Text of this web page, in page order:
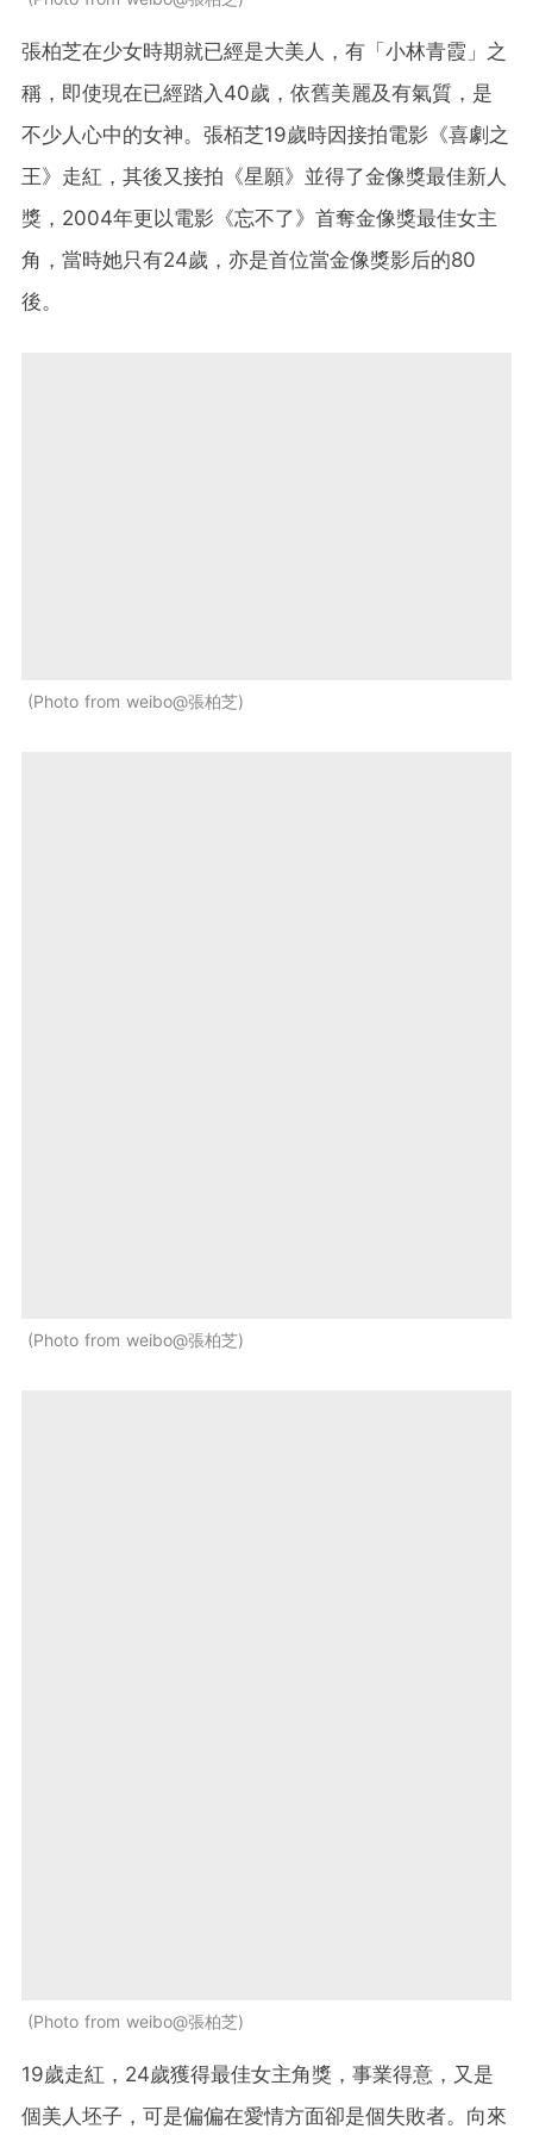
張柏芝在少女時期就已經是大美人，有「小林青霞」之
稱，即使現在已經踏入40歲，依舊美麗及有氣質，是
不少人心中的女神。張栢芝19歲時因接拍電影《喜劇之
王》走紅，其後又接拍《星願》並得了金像獎最佳新人
獎，2004年更以電影《忘不了》首奪金像獎最佳女主
角，當時她只有24歲，亦是首位當金像獎影后的80
後。
Photo from weibo@張柏芝
Photo from weibo@張柏芝
Photo from weibo@張柏芝
19歲走紅，24歲獲得最佳女主角獎，事業得意，又是
個美人坯子，可是偏偏在愛情方面卻是個失敗者。向來